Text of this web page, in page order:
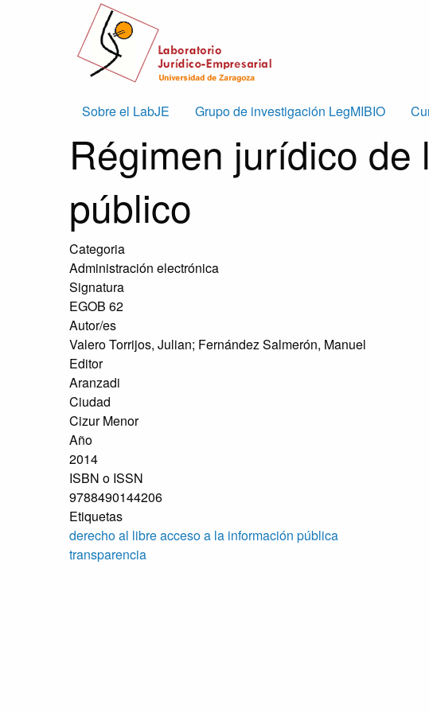
Skip to main content
Main
navigation
Sobre el LabJE Grupo de investigación LegMIBIO
Régimen jurídico
público
Categoria
Administración electrónica
Signatura
EGOB 62
Autor/es
Valero Torrijos, Julian; Fernández Salmerón, Manuel
Editor
Aranzadi
Ciudad
Cizur Menor
Año
2014
ISBN o ISSN
9788490144206
Etiquetas
derecho al libre acceso a la información pública
transparencia